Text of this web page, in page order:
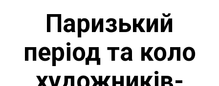
Паризький
період та коло